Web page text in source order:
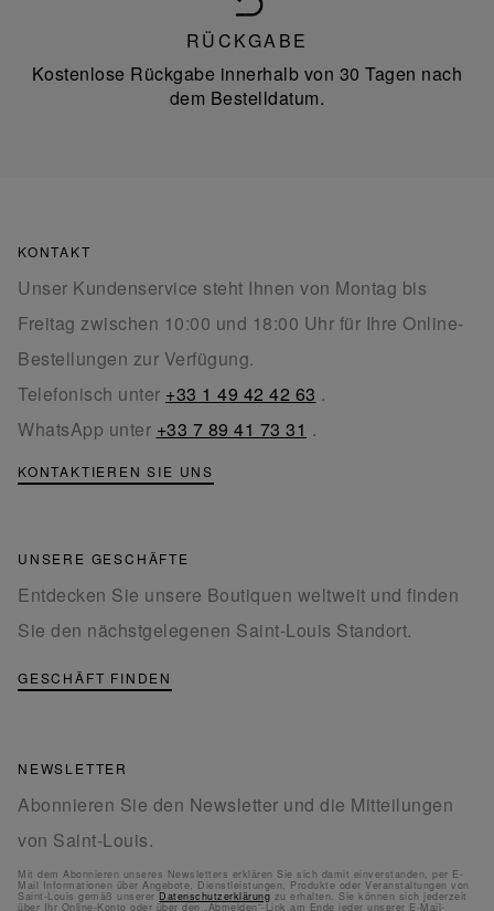
RÜCKGABE
Kostenlose Rückgabe innerhalb von 30 Tagen nach
dem Bestelldatum.
KONTAKT
Unser Kundenservice steht Ihnen von Montag bis
Freitag zwischen 10:00 und 18:00 Uhr für Ihre Online-
Bestellungen zur Verfügung.
Telefonisch unter +33 1 49 42 42 63 .
WhatsApp unter +33 7 89 41 73 31 .
KONTAKTIEREN SIE UNS
UNSERE GESCHÄFTE
Entdecken Sie unsere Boutiquen weltweit und finden
Sie den nächstgelegenen Saint-Louis Standort.
GESCHÄFT FINDEN
NEWSLETTER
Abonnieren Sie den Newsletter und die Mitteilungen
von Saint-Louis.
Mit dem Abonnieren unseres Newsletters erklären Sie sich damit einverstanden, per E-
Mail Informationen über Angebote, Dienstleistungen, Produkte oder Veranstaltungen von
Saint-Louis gemäß unsererDatenschutzerklärung zu erhalten. Sie können sich jederzeit
über Ihr Online-Konto oder über den „Abmelden“-Link am Ende jeder unserer E-Mail-